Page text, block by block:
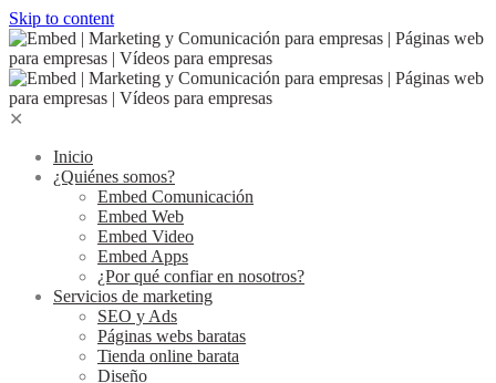
Skip to content
✕
Inicio
¿Quiénes somos?
Embed Comunicación
Embed Web
Embed Video
Embed Apps
¿Por qué confiar en nosotros?
Servicios de marketing
SEO y Ads
Páginas webs baratas
Tienda online barata
Diseño